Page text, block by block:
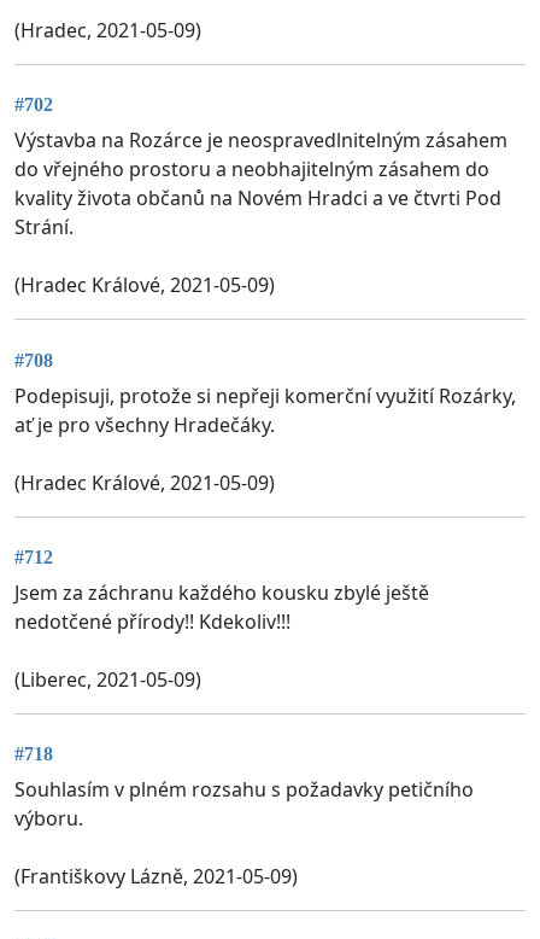
(Hradec, 2021-05-09)
#702
Výstavba na Rozárce je neospravedlnitelným zásahem
do vřejného prostoru a neobhajitelným zásahem do
kvality života občanů na Novém Hradci a ve čtvrti Pod
Strání.
(Hradec Králové, 2021-05-09)
#708
Podepisuji, protože si nepřeji komerční využití Rozárky,
ať je pro všechny Hradečáky.
(Hradec Králové, 2021-05-09)
#712
Jsem za záchranu každého kousku zbylé ještě
nedotčené přírody!! Kdekoliv!!!
(Liberec, 2021-05-09)
#718
Souhlasím v plném rozsahu s požadavky petičního
výboru.
(Františkovy Lázně, 2021-05-09)